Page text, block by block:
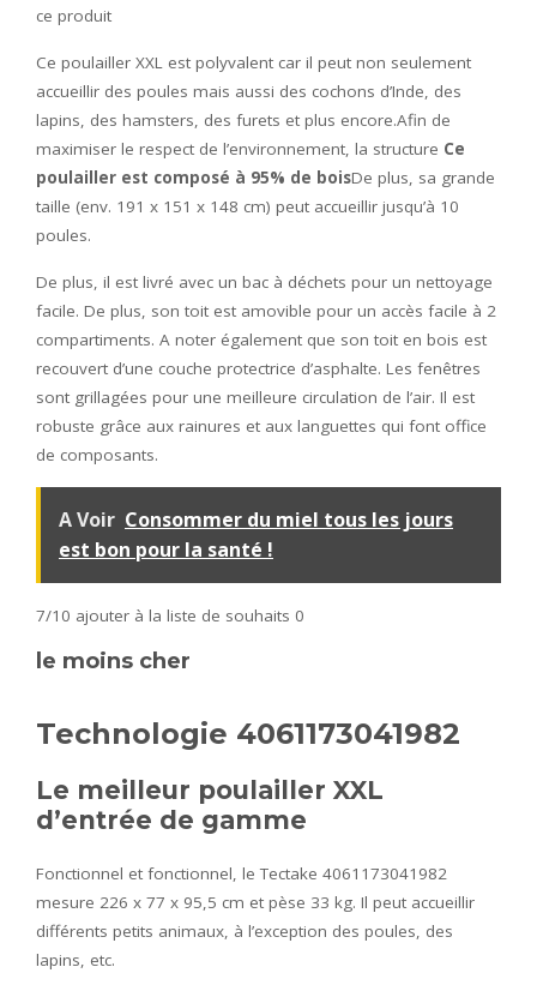
ce produit
Ce poulailler XXL est polyvalent car il peut non seulement
accueillir des poules mais aussi des cochons d’Inde, des
lapins, des hamsters, des furets et plus encore.Afin de
maximiser le respect de l’environnement, la structure Ce
poulailler est composé à 95% de boisDe plus, sa grande
taille (env. 191 x 151 x 148 cm) peut accueillir jusqu’à 10
poules.
De plus, il est livré avec un bac à déchets pour un nettoyage
facile. De plus, son toit est amovible pour un accès facile à 2
compartiments. A noter également que son toit en bois est
recouvert d’une couche protectrice d’asphalte. Les fenêtres
sont grillagées pour une meilleure circulation de l’air. Il est
robuste grâce aux rainures et aux languettes qui font office
de composants.
A Voir Consommer du miel tous les jours
est bon pour la santé !
7/10 ajouter à la liste de souhaits 0
le moins cher
Technologie 4061173041982
Le meilleur poulailler XXL
d’entrée de gamme
Fonctionnel et fonctionnel, le Tectake 4061173041982
mesure 226 x 77 x 95,5 cm et pèse 33 kg. Il peut accueillir
différents petits animaux, à l’exception des poules, des
lapins, etc.